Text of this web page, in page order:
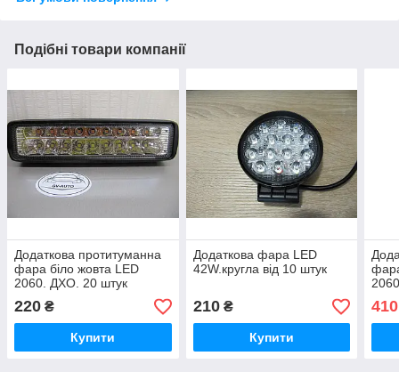
Подібні товари компанії
Додаткова протитуманна
фара біло жовта LED
2060. ДХО. 20 штук
220 ₴
Купити
Додаткова фара LED
42W.кругла від 10 штук
210₴
Купити
410